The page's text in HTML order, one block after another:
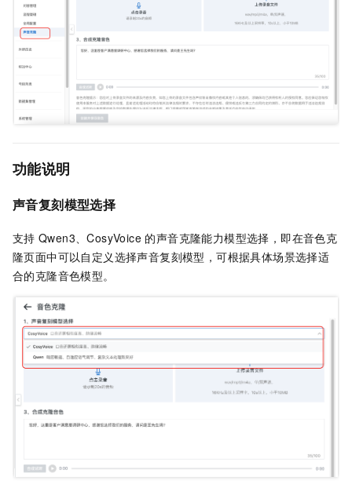
功能说明
声音复刻模型选择
支持 Qwen3、CosyVoice 的声音克隆能力模型选择，即在音色克
隆页面中可以自定义选择声音复刻模型，可根据具体场景选择适
合的克隆音色模型。